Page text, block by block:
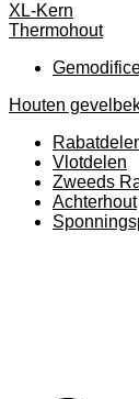
XL-Kern
Thermohout
Houten
Vlotdelen
Zweeds
Achterhout